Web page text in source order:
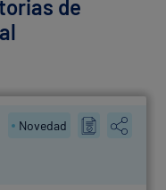
de
Novedad